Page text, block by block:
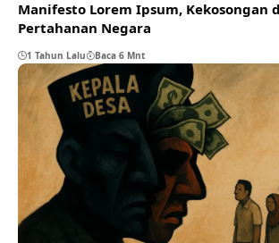
Manifesto Lorem Ipsum, Kekosongan
Pertahanan Negara
1 Tahun Lalu Baca 6 Mnt